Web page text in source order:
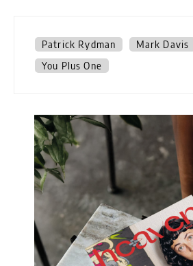
Patrick Rydman
Mark Davis
You Plus One